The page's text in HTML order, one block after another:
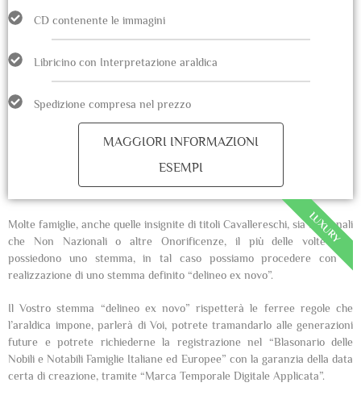
CD contenente le immagini
Libricino con Interpretazione araldica
Spedizione compresa nel prezzo
MAGGIORI INFORMAZIONI
ESEMPI
LUXURY
Molte famiglie, anche quelle insignite di titoli Cavallereschi, sia Nazionali
che Non Nazionali o altre Onorificenze, il più delle volte non
possiedono uno stemma, in tal caso possiamo procedere con la
realizzazione di uno stemma definito “delineo ex novo”.
Il Vostro stemma “delineo ex novo” rispetterà le ferree regole che
l’araldica impone, parlerà di Voi, potrete tramandarlo alle generazioni
future e potrete richiederne la registrazione nel “Blasonario delle
Nobili e Notabili Famiglie Italiane ed Europee” con la garanzia della data
certa di creazione, tramite “Marca Temporale Digitale Applicata”.